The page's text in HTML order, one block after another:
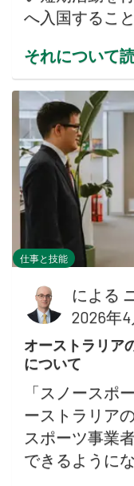
へ入国するこ
それについて
仕事と技能
による
2026年4
オーストラリア
について
「スノースポ
ーストラリア
スポーツ事業
できるように